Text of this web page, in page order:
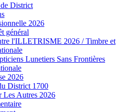
District
2026
général
l'ILLETRISME 2026 / Timbre et
Lunetiers Sans Frontières
2026
District 1700
Les Autres 2026